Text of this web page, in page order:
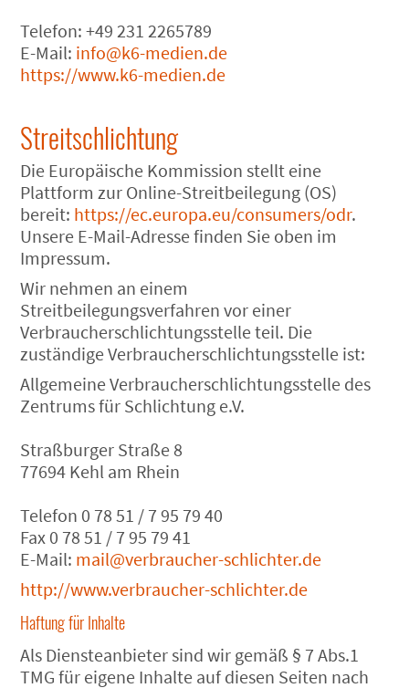
Telefon: +49 231 2265789
E-Mail: info@k6-medien.de
https://www.k6-medien.de
Streitschlichtung
Die Europäische Kommission stellt eine
Plattform zur Online-Streitbeilegung (OS)
bereit: https://ec.europa.eu/consumers/odr.
Unsere E-Mail-Adresse finden Sie oben im
Impressum.
Wir nehmen an einem
Streitbeilegungsverfahren vor einer
Verbraucherschlichtungsstelle teil. Die
zuständige Verbraucherschlichtungsstelle ist:
Allgemeine Verbraucherschlichtungsstelle des
Zentrums für Schlichtung e.V.
Straßburger Straße 8
77694 Kehl am Rhein
Telefon 0 78 51 / 7 95 79 40
Fax 0 78 51 / 7 95 79 41
E-Mail: mail@verbraucher-schlichter.de
http://www.verbraucher-schlichter.de
Haftung für Inhalte
Als Diensteanbieter sind wir gemäß § 7 Abs.1
TMG für eigene Inhalte auf diesen Seiten nach